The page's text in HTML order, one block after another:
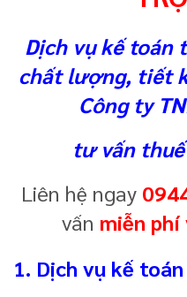
Dịch vụ kế toán
chất lượng, tiết
Công ty
tư vấn thuế
Liên hệ ngay
vấn miễn phí
1. Dịch vụ kế